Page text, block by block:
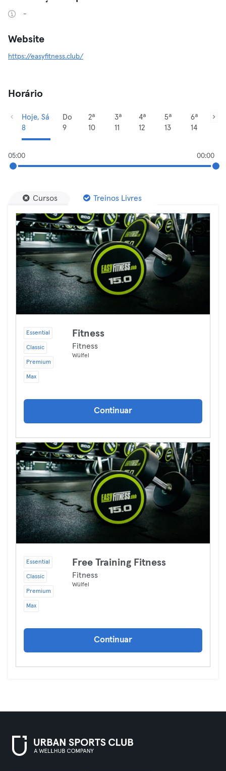
-
Website
https://easyfitness.club/
Horário
Hoje, Sá
8
Do
9
2ª
10
3ª
11
4ª
12
5ª
13
6ª
14
05:00 00:00
Cursos Treinos Livres
Essential
Classic
Premium
Max
Fitness
Fitness
Wülfel
Continuar
Essential
Classic
Premium
Max
Free Training Fitness
Fitness
Wülfel
Continuar